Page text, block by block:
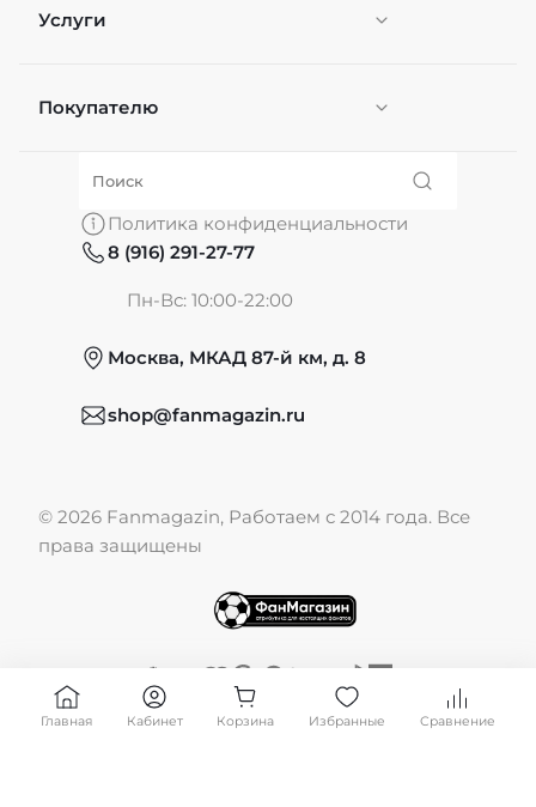
Услуги
Персонификация
Покупателю
О нас
Обмен и возврат
Публичная оферта
Политика конфиденциальности
8 (916) 291-27-77
Пн-Вс: 10:00-22:00
Москва, МКАД 87-й км, д. 8
shop@fanmagazin.ru
© 2026 Fanmagazin, Работаем с 2014 года. Все
права защищены
Главная Кабинет Корзина Избранные Сравнение